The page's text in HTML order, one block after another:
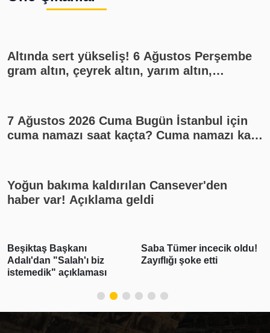
Altında sert yükseliş! 6 Ağustos Perşembe
gram altın, çeyrek altın, yarım altın,
7 Ağustos 2026 Cuma Bugün İstanbul için
cuma namazı saat kaçta? Cuma namazı kaç
Yoğun bakıma kaldırılan Cansever'den
haber var! Açıklama geldi
"Salah'ı biz
açıklaması
Saba Tümer incecik oldu!
Zayıflığı şoke etti
Emlak